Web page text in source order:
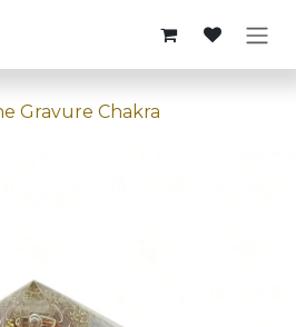
Gravure Chakra